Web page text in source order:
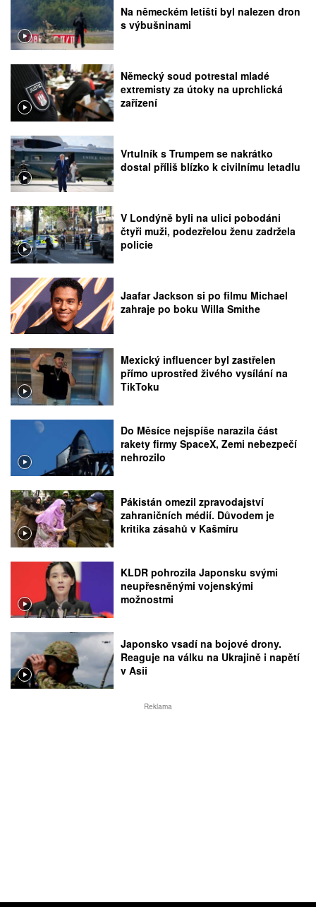
Na německém letišti byl nalezen dron
s výbušninami
Německý soud potrestal mladé
extremisty za útoky na uprchlická
zařízení
Vrtulník s Trumpem se nakrátko
dostal příliš blízko k civilnímu letadlu
V Londýně byli na ulici pobodáni
čtyři muži, podezřelou ženu zadržela
policie
Jaafar Jackson si po filmu Michael
zahraje po boku Willa Smithe
Mexický influencer byl zastřelen
přímo uprostřed živého vysílání na
TikToku
Do Měsíce nejspíše narazila část
rakety firmy SpaceX, Zemi nebezpečí
nehrozilo
Pákistán omezil zpravodajství
zahraničních médií. Důvodem je
kritika zásahů v Kašmíru
KLDR pohrozila Japonsku svými
neupřesněnými vojenskými
možnostmi
Japonsko vsadí na bojové drony.
Reaguje na válku na Ukrajině i napětí
v Asii
Reklama